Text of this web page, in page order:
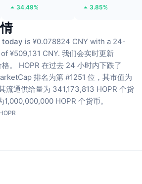
34.49% 3.85%
today is ¥0.078824 CNY with a 24-
¥509,131 CNY. 我们会实时更新
。
HOPR 在过去 24 小时内下跌了
排名为第 #1251 位，其市值为
流通供给量为 341,173,813 HOPR 个货
1,000,000,000 HOPR 个货币。
HOPR